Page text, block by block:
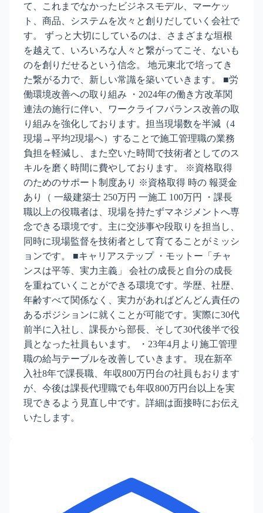
て、これまでなかったビジネスモデル、マーケッ
ト、商品、システムを次々と創りだしていく会社で
す。 ずっと大切にしているのは、さまざまな垣根
を越えて、いろいろな人々と繋がってこそ、ないも
のを創りだせるという信念。 地元東北で培ってき
た繋がる力で、新しい常識を築いていきます。 ■労
働環境改善への取り組み ・2024年の働き方改革関
連法の施行に伴い、ワークライフバランス改善の取
り組みを強化しております。担当現場数を半減（4
現場→平均2現場へ）することで施工管理職の業務
負担を軽減し、また空いた時間で技術者としてのス
キルを磨く時間に費やしております。 ※資格取得
のためのサポート制度あり ※資格取得 時の 報奨金
あり（ 一級建築士 250万円 一施工 100万円 ・課長
職以上の役職者は、現場を持たずマネジメントへ専
念できる環境です。主に交渉事や段取りを担当し、
同時に現場監督を技術者として育てることがミッシ
ョンです。 ■キャリアステップ ・モットー「チャ
ンスは平等、実力主義」 会社の成長と自分の成長
を重ねていくことができる環境です。学歴、社歴、
年齢すべて関係なく、実力があればどんどん責任の
あるポジションに就くことが可能です。実際に30代
前半に入社し、課長から部長、そして30代後半で役
員となった社員もいます。 ・23年4月より施工管理
職の給与テーブルを改善していきます。 現在新卒
入社8年で課長職、年収800万円台の社員もおります
が、今後は課長代理職でも年収800万円台以上を実
現できるよう見直し中です。詳細は面接時にお伝え
いたします。